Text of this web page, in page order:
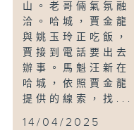
山。老哥倆氣氛融
洽。哈城，賈金龍
與姚玉玲正吃飯，
賈接到電話要出去
辦事。馬魁汪新在
哈城，依照賈金龍
提供的線索，找...
14/04/2025